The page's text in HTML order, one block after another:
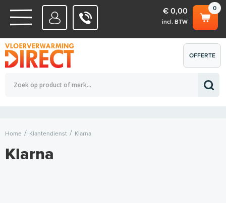
WATERSYSTEMEN
ELEKTRISCHE SYSTEMEN
0
€ 0,00
incl. BTW
Totaalbedrag (incl. BTW) € 0,00
OFFERTE
AANVRAGEN
Home Klantendienst Klarna
Klarna